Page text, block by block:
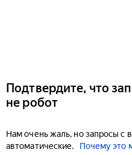
Подтвердите, что
не робот
Нам очень жаль, но запросы с
автоматические.
Почему это